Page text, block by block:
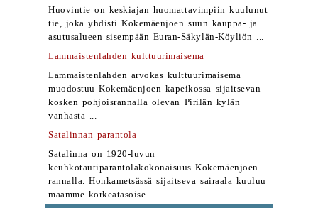
Huovintie on keskiajan huomattavimpiin kuulunut
tie, joka yhdisti Kokemäenjoen suun kauppa- ja
asutusalueen sisempään Euran-Säkylän-Köyliön ...
Lammaistenlahden kulttuurimaisema
Lammaistenlahden arvokas kulttuurimaisema
muodostuu Kokemäenjoen kapeikossa sijaitsevan
kosken pohjoisrannalla olevan Pirilän kylän
vanhasta ...
Satalinnan parantola
Satalinna on 1920-luvun
keuhkotautiparantolakokonaisuus Kokemäenjoen
rannalla. Honkametsässä sijaitseva sairaala kuuluu
maamme korkeatasoise ...